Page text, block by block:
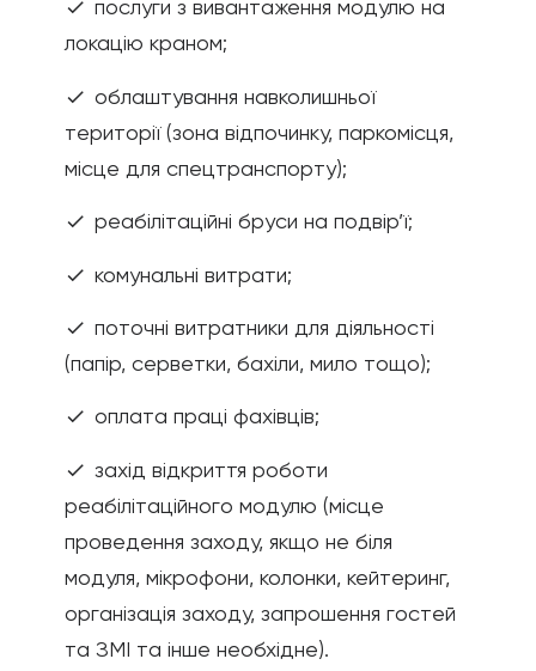
check послуги з вивантаження модулю на
локацію краном;
check облаштування навколишньої
території (зона відпочинку, паркомісця,
місце для спецтранспорту);
check реабілітаційні бруси на подвір’ї;
check комунальні витрати;
check поточні витратники для діяльності
(папір, серветки, бахіли, мило тощо);
check оплата праці фахівців;
check захід відкриття роботи
реабілітаційного модулю (місце
проведення заходу, якщо не біля
модуля, мікрофони, колонки, кейтеринг,
організація заходу, запрошення гостей
та ЗМІ та інше необхідне).